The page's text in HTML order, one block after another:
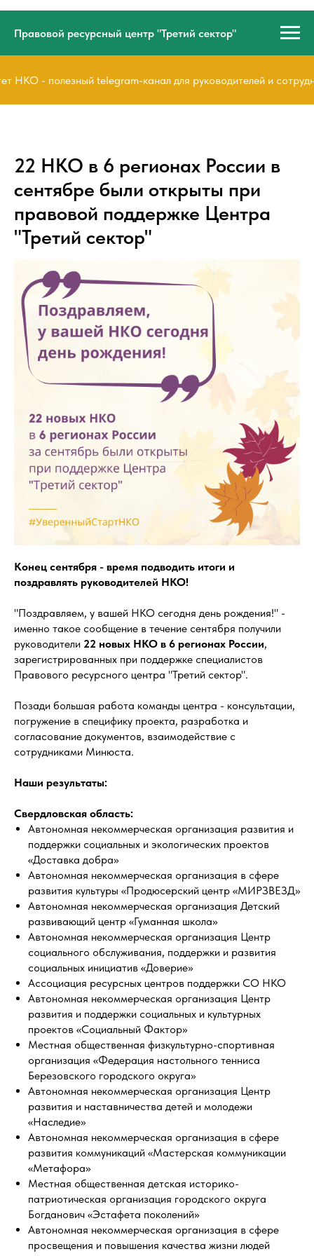
Правовой ресурсный центр "Третий сектор"
НКО - полезный telegram-канал для руководителей и
22 НКО в 6 регионах России в
сентябре были открыты при
правовой поддержке Центра
"Третий сектор"
Конец сентября - время подводить итоги и
поздравлять руководителей НКО!
"Поздравляем, у вашей НКО сегодня день рождения!" -
именно такое сообщение в течение сентября получили
руководители 22 новых НКО в 6 регионах России,
зарегистрированных при поддержке специалистов
Правового ресурсного центра "Третий сектор".
Позади большая работа команды центра - консультации,
погружение в специфику проекта, разработка и
согласование документов, взаимодействие с
сотрудниками Минюста.
Наши результаты:
Свердловская область:
Автономная некоммерческая организация развития и
поддержки социальных и экологических проектов
«Доставка добра»
Автономная некоммерческая организация в сфере
развития культуры «Продюсерский центр «МИРЗВЕЗД»
Автономная некоммерческая организация Детский
развивающий центр «Гуманная школа»
Автономная некоммерческая организация Центр
социального обслуживания, поддержки и развития
социальных инициатив «Доверие»
Ассоциация ресурсных центров поддержки СО НКО
Автономная некоммерческая организация Центр
развития и поддержки социальных и культурных
проектов «Социальный Фактор»
Местная общественная физкультурно-спортивная
организация «Федерация настольного тенниса
Березовского городского округа»
Автономная некоммерческая организация Центр
развития и наставничества детей и молодежи
«Наследие»
Автономная некоммерческая организация в сфере
развития коммуникаций «Мастерская коммуникации
«Метафора»
Местная общественная детская историко-
патриотическая организация городского округа
Богданович «Эстафета поколений»
Автономная некоммерческая организация в сфере
просвещения и повышения качества жизни людей